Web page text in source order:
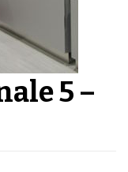
5 –